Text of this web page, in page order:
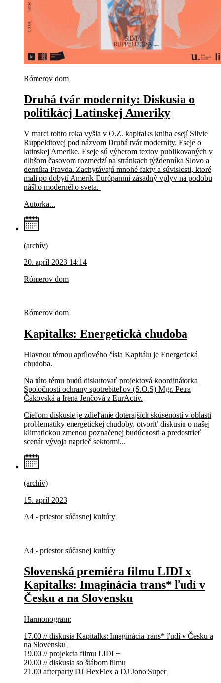
Rómerov dom
Druhá tvár modernity: Diskusia o
politikácj Latinskej Ameriky
V marci tohto roka vyšla v O.Z. kapitalks kniha esejí Silvie
Ruppeldtovej pod názvom Druhá tvár modernity. Eseje o
latinskej Amerike. Eseje sú výberom textov publikovaných v
dlhšom časovom rozmedzí na stránkach týždenníka Slovo a
denníka Pravda. Zachytávajú mnohé fakty a súvislosti, ktoré
mali po dobytí Amerík Európanmi zásadný vplyv na podobu
nášho moderného sveta.
Autorka...
(archív)
20. apríl 2023 14:14
Rómerov dom
Rómerov dom
Kapitalks: Energetická chudoba
Hlavnou témou aprílového čísla Kapitálu je Energetická
chudoba.
Na túto tému budú diskutovať projektová koordinátorka
Spoločnosti ochrany spotrebiteľov (S.O.S) Mgr. Petra
Čakovská a Irena Jenčová z EurActiv.
Cieľom diskusie je zdieľanie doterajších skúseností v oblasti
problematiky energetickej chudoby, otvoriť diskusiu o našej
klimatickou zmenou poznačenej budúcnosti a predostrieť
scenár vývoja naprieč sektormi...
(archív)
15. apríl 2023
A4 - priestor súčasnej kultúry
A4 - priestor súčasnej kultúry
Slovenská premiéra filmu LIDI x
Kapitalks: Imaginácia trans* ľudí v
Česku a na Slovensku
Harmonogram:
17.00 // diskusia Kapitalks: Imaginácia trans* ľudí v Česku a
na Slovensku
19.00 // projekcia filmu LIDI +
20.00 // diskusia so štábom filmu
21.00 afterparty DJ HexFlex a DJ Jono Super